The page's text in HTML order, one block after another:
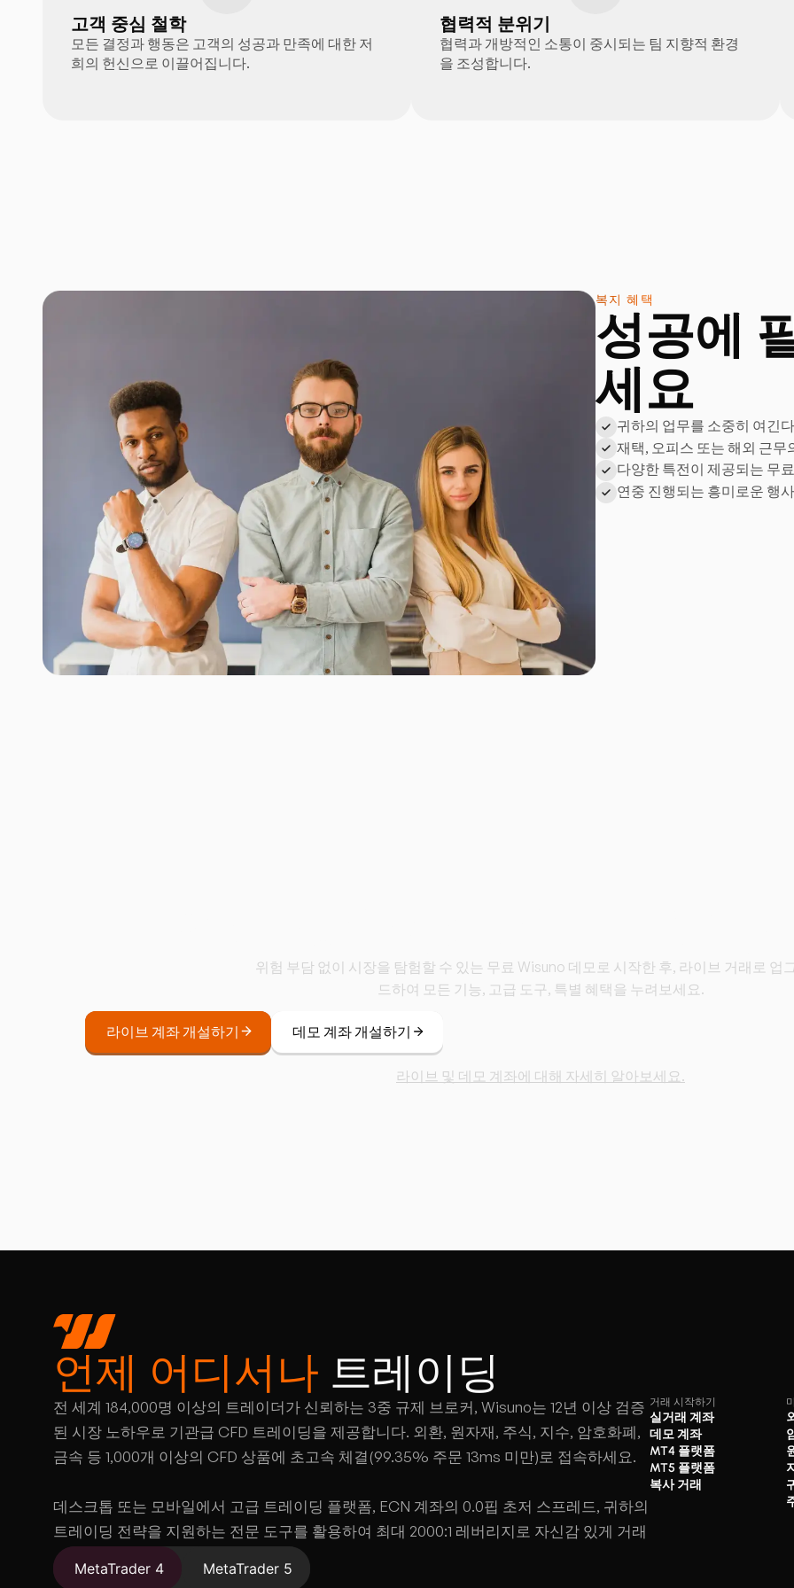
고객 중심 철학
모든 결정과 행동은 고객의 성공과 만족에 대한 저
희의 헌신으로 이끌어집니다.
협력적 분위기
협력과 개방적인 소통이 중시되는 팀 지향적 환경
을 조성합니다.
복지 혜택
성공에
세요
귀하의 업무를 소중히 여긴
재택, 오피스 또는 해외 근무
다양한 특전이 제공되는 무
연중 진행되는 흥미로운 행
위험 부담 없이 시장을 탐험할 수 있는 무료 Wisuno 데모로 시작한 후, 라이브 거래로 업
드하여 모든 기능, 고급 도구, 특별 혜택을 누려보세요.
라이브 계좌 개설하기 데모 계좌 개설하기
라이브 및 데모 계좌에 대해 자세히 알아보세요.
언제 어디서나 트레이딩
전 세계 184,000명 이상의 트레이더가 신뢰하는 3중 규제 브로커, Wisuno는 12년 이상 검증
된 시장 노하우로 기관급 CFD 트레이딩을 제공합니다. 외환, 원자재, 주식, 지수, 암호화폐,
금속 등 1,000개 이상의 CFD 상품에 초고속 체결(99.35% 주문 13ms 미만)로 접속하세요.
데스크톱 또는 모바일에서 고급 트레이딩 플랫폼, ECN 계좌의 0.0핍 초저 스프레드, 귀하의
트레이딩 전략을 지원하는 전문 도구를 활용하여 최대 2000:1 레버리지로 자신감 있게 거래
하십시오.
거래 시작하기
실거래 계좌
데모 계좌
MT4 플랫폼
MT5 플랫폼
복사 거래
MetaTrader 4 MetaTrader 5